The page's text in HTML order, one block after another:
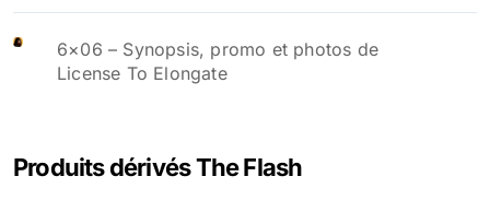
6×06 – Synopsis, promo et photos de
License To Elongate
Produits dérivés The Flash